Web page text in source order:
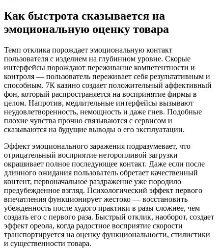
Как быстрота сказывается на
эмоциональную оценку товара
Темп отклика порождает эмоциональную контакт
пользователя с изделием на глубинном уровне. Скорые
интерфейсы порождают переживание компетентности и
контроля — пользователь переживает себя результативным и
способным. 7К казино создает положительный аффективный
фон, который распространяется на воспринятие фирмы в
целом. Напротив, медлительные интерфейсы вызывают
неудовлетворенность, немощность и даже гнев. Подобные
плохие чувства прочно связываются с сервисом и
сказываются на будущие выводы о его эксплуатации.
Эффект эмоционального заражения подразумевает, что
отрицательный восприятие неторопливой загрузки
окрашивает полное последующее контакт. Даже если после
длинного ожидания пользователь обретает качественный
контент, первоначальное раздражение уже породило
предубежденное взгляд. Психологический эффект первого
впечатления функционирует жестоко — восстановить
убежденность после худого практики в разы сложнее, чем
создать его с первого раза. Быстрый отклик, наоборот, создает
эффект ореола, когда радостное восприятие скорости
транспортируется на оценку функциональности, стилистики
и существенности товара.